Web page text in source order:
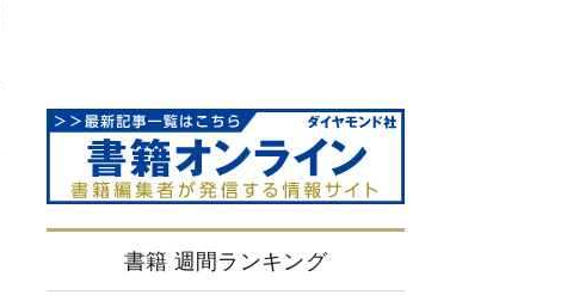
書籍 週間ランキング